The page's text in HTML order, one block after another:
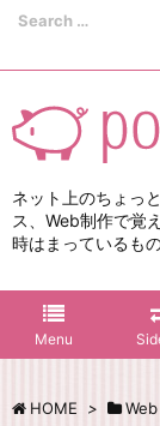
ネット上のちょっ
ス、Web制作で覚
時はまっているも
Menu
HOME > Web